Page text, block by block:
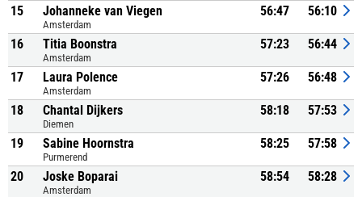
15 Johanneke van Viegen
Amsterdam
56:47 56:10
16 Titia Boonstra
Amsterdam
57:23 56:44
17 Laura Polence
Amsterdam
57:26 56:48
18 Chantal Dijkers
Diemen
58:18 57:53
19 Sabine Hoornstra
Purmerend
58:25 57:58
20 Joske Boparai
Amsterdam
58:54 58:28